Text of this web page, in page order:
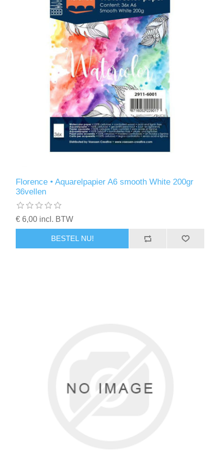
Florence • Aquarelpapier A6 smooth White 200gr
36vellen
€ 6,00 incl. BTW
BESTEL NU!